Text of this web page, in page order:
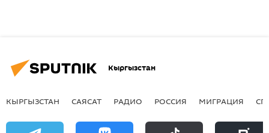
Кыргызстан
КЫРГЫЗСТАН САЯСАТ РАДИО РОССИЯ МИГРАЦИЯ